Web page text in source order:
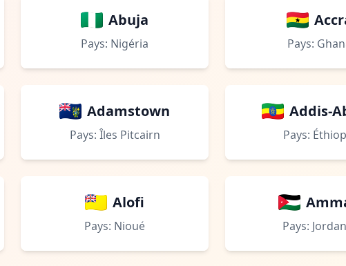
Abuja
Pays: Nigéria Pays:
Adamstown
Pays: Îles Pitcairn
Addis-
Pays:
Alofi
Pays: Nioué Pays: